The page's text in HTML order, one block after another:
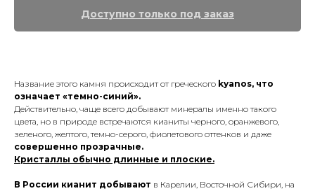
Название этого камня происходит от греческого kyanos, что
означает «темно-синий».
Действительно, чаще всего добывают минералы именно такого
цвета, но в природе встречаются кианиты черного, оранжевого,
зеленого, желтого, темно-серого, фиолетового оттенков и даже
совершенно прозрачные.
Кристаллы обычно длинные и плоские.
В России кианит добывают в Карелии, Восточной Сибири, на